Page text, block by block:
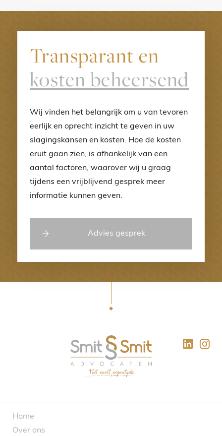
Transparant en
kosten beheersend
Wij vinden het belangrijk om u van tevoren
eerlijk en oprecht inzicht te geven in uw
slagingskansen en kosten. Hoe de kosten
eruit gaan zien, is afhankelijk van een
aantal factoren, waarover wij u graag
tijdens een vrijblijvend gesprek meer
informatie kunnen geven.
Advies gesprek
Home
Over ons